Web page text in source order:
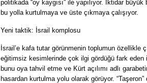
politikada “oy kaygısı” ile yapılıyor. İktidar büyük
bu yolla kurtulmaya ve üste çıkmaya çalışıyor.
Yeni taktik: İsrail komplosu
İsrail’e kafa tutar görünmenin toplumun özellikle
eğitimsiz kesimlerinde çok ilgi gördüğü fark eden
bunu oya tahvil etme ve Kürt açılımı adlı
hasardan kurtulma yolu olarak görüyor.